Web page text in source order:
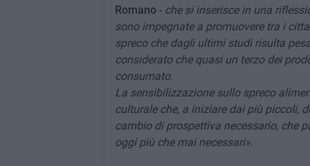
Romano-che si inserisce in una
sono impegnate a promuovere tra i
spreco che dagli ultimi studi risulta
considerato che quasi un terzo dei
consumato.
La sensibilizzazione sullo spreco
culturale che, a iniziare dai più piccoli,
cambio di prospettiva necessario, che
oggi più che mai necessari».